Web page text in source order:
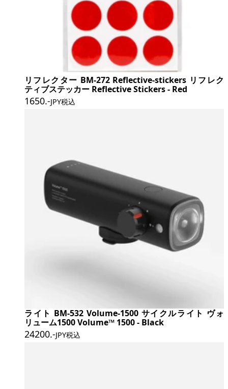
リフレクター BM-272 Reflective-stickers リフレク
ティブステッカー Reflective Stickers - Red
1650.-JPY税込
ライト BM-532 Volume-1500 サイクルライト ヴォ
リューム1500 Volume™ 1500 - Black
24200.-JPY税込